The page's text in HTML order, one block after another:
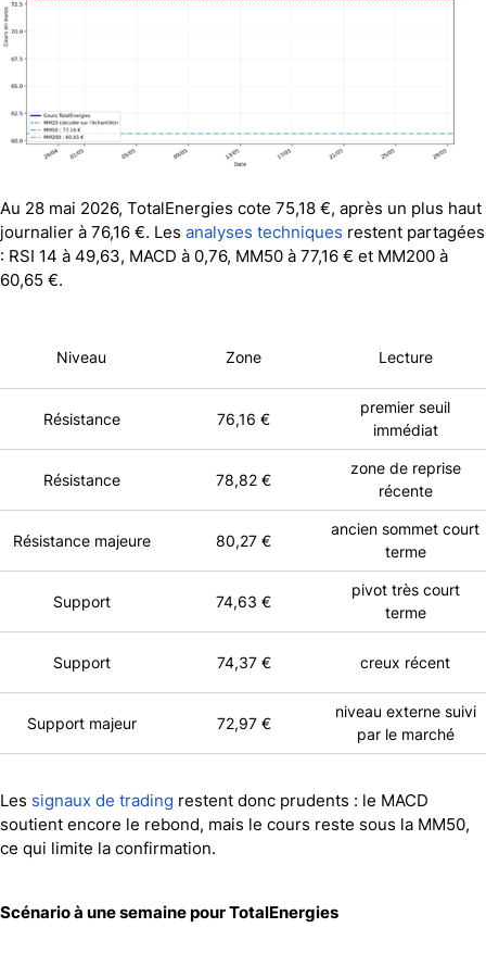
Au 28 mai 2026, TotalEnergies cote 75,18 €, après un plus haut
journalier à 76,16 €. Les analyses techniques restent partagées
: RSI 14 à 49,63, MACD à 0,76, MM50 à 77,16 € et MM200 à
60,65 €.
Niveau Zone Lecture
Résistance 76,16 €
premier seuil
immédiat
Résistance 78,82 €
zone de reprise
récente
Résistance majeure 80,27 €
ancien sommet court
terme
Support 74,63 €
pivot très court
terme
Support 74,37 € creux récent
Support majeur 72,97 €
niveau externe suivi
par le marché
Les signaux de trading restent donc prudents : le MACD
soutient encore le rebond, mais le cours reste sous la MM50,
ce qui limite la confirmation.
Scénario à une semaine pour TotalEnergies